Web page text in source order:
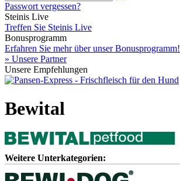
Passwort vergessen?
Steinis Live
Treffen Sie Steinis Live
Bonusprogramm
Erfahren Sie mehr über unser Bonusprogramm!
» Unsere Partner
Unsere Empfehlungen
Bewital
Weitere Unterkategorien: